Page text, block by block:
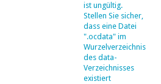
ist ungültig.
Stellen Sie sicher,
dass eine Datei
".ocdata" im
Wurzelverzeichnis
des data-
Verzeichnisses
existiert